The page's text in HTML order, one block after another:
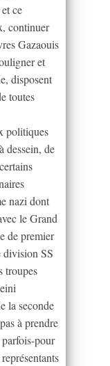
ce
continuer
Gazaouis
et
disposent
toutes
politiques
dessein, de
nazi dont
le Grand
de premier
division SS
troupes
la seconde
à prendre
pour